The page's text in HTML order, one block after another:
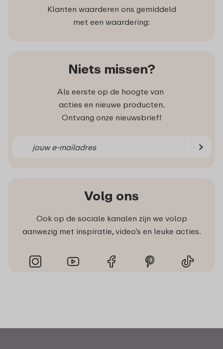
Klanten waarderen ons gemiddeld
met een waardering:
Niets missen?
Als eerste op de hoogte van
acties en nieuwe producten.
Ontvang onze nieuwsbrief!
Volg ons
Ook op de sociale kanalen zijn we volop
aanwezig met inspiratie, video’s en leuke acties.